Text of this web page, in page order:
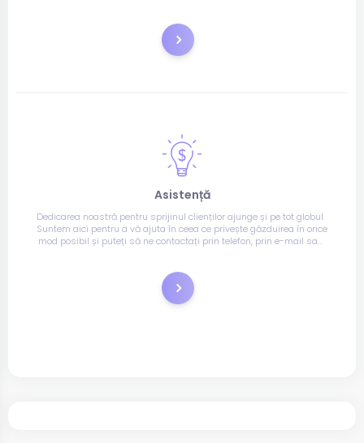
Plătește acum
Asistență
Dedicarea noastră pentru sprijinul clienților ajunge și pe tot globul.
Suntem aici pentru a vă ajuta în ceea ce privește găzduirea în orice
mod posibil și puteți să ne contactați prin telefon, prin e-mail sau
Tichete de suport